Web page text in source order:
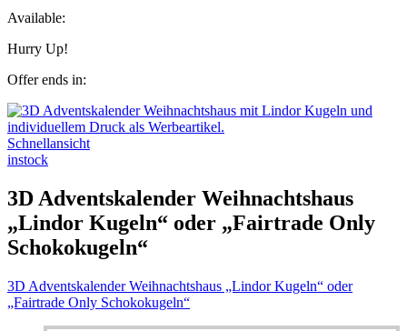
Available:
Hurry Up!
Offer ends in:
Schnellansicht
instock
3D Adventskalender Weihnachtshaus
„Lindor Kugeln“ oder „Fairtrade Only
Schokokugeln“
3D Adventskalender Weihnachtshaus „Lindor Kugeln“ oder
„Fairtrade Only Schokokugeln“